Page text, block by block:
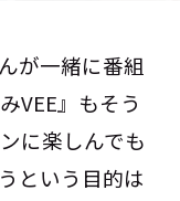
が一緒に番組
VEE』もそう
に楽しんでも
という目的は